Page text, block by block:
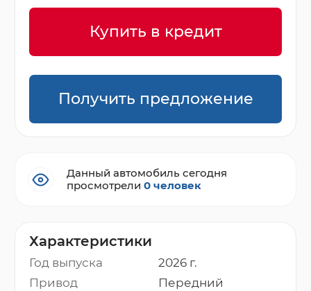
Характеристики
Год выпуска
2026 г.
Привод
Передний
Купить в кредит
Получить предложение
Данный автомобиль сегодня
просмотрели0 человек